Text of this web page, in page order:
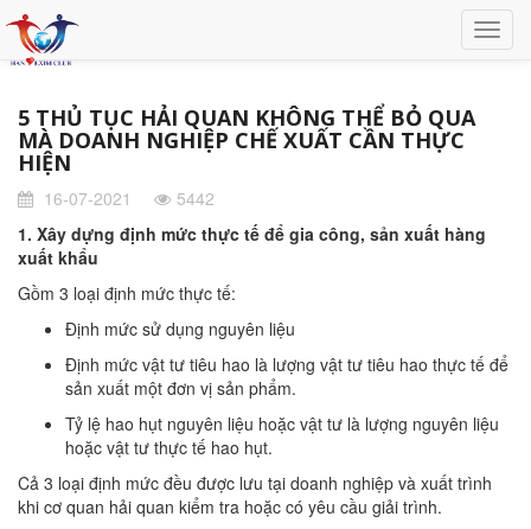
5 THỦ TỤC HẢI QUAN KHÔNG THỂ BỎ QUA
MÀ DOANH NGHIỆP CHẾ XUẤT CẦN THỰC
HIỆN
16-07-2021
5442
1. Xây dựng định mức thực tế để gia công, sản xuất hàng
xuất khẩu
Gồm 3 loại định mức thực tế:
Định mức sử dụng nguyên liệu
Định mức vật tư tiêu hao là lượng vật tư tiêu hao thực tế để
sản xuất một đơn vị sản phẩm.
Tỷ lệ hao hụt nguyên liệu hoặc vật tư là lượng nguyên liệu
hoặc vật tư thực tế hao hụt.
Cả 3 loại định mức đều được lưu tại doanh nghiệp và xuất trình
khi cơ quan hải quan kiểm tra hoặc có yêu cầu giải trình.